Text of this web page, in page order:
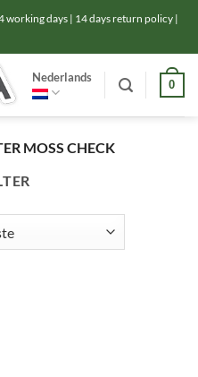
working days | 14 days return policy |
Nederlands
0
MOSS CHECK